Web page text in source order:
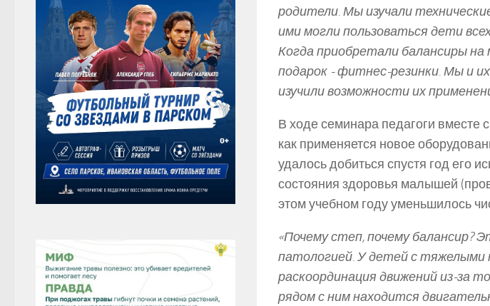
родители. Мы изучали
ими могли пользоваться дети
Когда приобретали балансиры на
подарок ­- фитнес-­резинки. Мы и
изучили возможности их
В ходе семинара педагоги вместе
как применяется новое
удалось добиться спустя год его
состояния здоровья малышей
этом учебном году уменьшилось
«Почему степ, почему балансир?
патологией. У детей с
раскоординация движений из­-за
рядом с ним находится